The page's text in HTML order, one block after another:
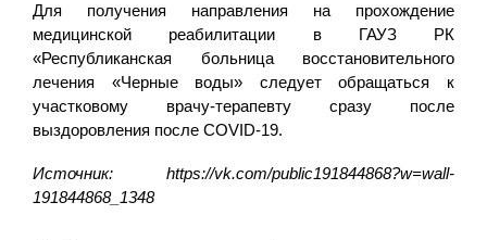
Для получения направления на прохождение
медицинской реабилитации в ГАУЗ РК
«Республиканская больница восстановительного
лечения «Черные воды» следует обращаться к
участковому врачу-терапевту сразу после
выздоровления после COVID-19.
Источник: https://vk.com/public191844868?w=wall-
191844868_1348